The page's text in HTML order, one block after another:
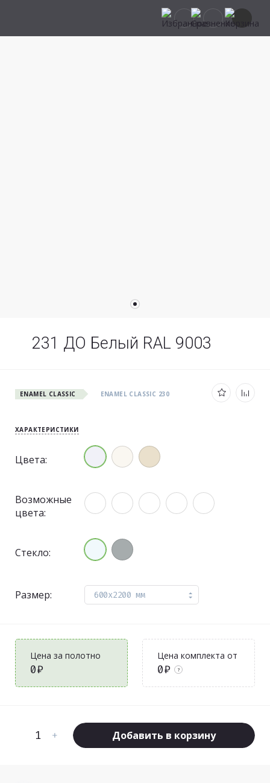
231 ДО Белый RAL 9003
ENAMEL CLASSIC ENAMEL CLASSIC 230
ХАРАКТЕРИСТИКИ
Цвета:
Возможные
цвета:
Стекло:
Размер: 600x2200 мм
Цена за полотно
0₽
Цена комплекта от
0₽ ?
Добавить в корзину